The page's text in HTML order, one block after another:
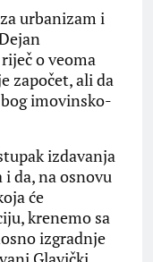
urbanizam i
o veoma
započet, ali da
imovinsko-
izdavanja
da, na osnovu
će
krenemo sa
izgradnje